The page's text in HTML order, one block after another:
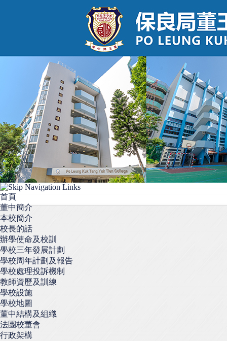
首頁
董中簡介
本校簡介
校長的話
辦學使命及校訓
學校三年發展計劃
學校周年計劃及報告
學校處理投訴機制
教師資歷及訓練
學校設施
學校地圖
董中結構及組織
法團校董會
行政架構